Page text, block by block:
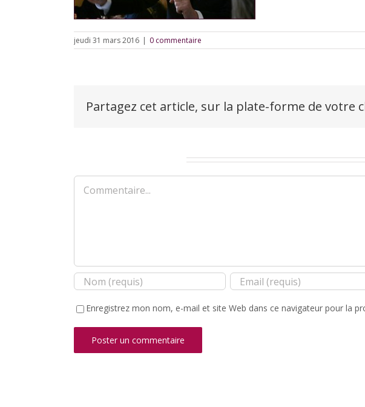
jeudi 31 mars 2016 | 0 commentaire
Partagez cet article, sur la plate-forme de votre
Commentaire
Enregistrez mon nom, e-mail et site Web dans ce navigateur pour la